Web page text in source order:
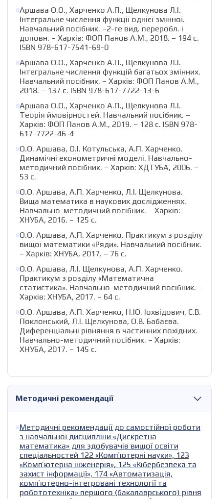
Аршава О.О., Харченко А.П., Щелкунова Л.І.
Інтегральне числення функції однієї змінної.
Навчальний посібник. –2-ге вид. переробл. і
доповн. – Харків: ФОП Панов А.М., 2018. – 194 с.
ISBN 978-617-7541-69-0
Аршава О.О., Харченко А.П., Щелкунова Л.І.
Інтегральне числення функцій багатьох змінних.
Навчальний посібник. – Харків: ФОП Панов А.М.,
2018. – 137 с. ISBN 978-617-7722-13-6
Аршава О.О., Харченко А.П., Щелкунова Л.І.
Теорія ймовірностей. Навчальний посібник. –
Харків: ФОП Панов А.М., 2019. – 128 с. ISBN 978-
617-7722-46-4
О.О. Аршава, О.І. Котульська, А.П. Харченко.
Динамічні економетричні моделі. Навчально-
методичний посібник. – Харків: ХДТУБА, 2006. –
53 с.
О.О. Аршава, А.П. Харченко, Л.І. Щелкунова.
Вища математика в наукових дослідженнях.
Навчально-методичний посібник. – Харків:
ХНУБА, 2016. – 125 с.
О.О. Аршава, А.П. Харченко. Практикум з розділу
вищої математики «Ряди». Навчальний посібник.
– Харків: ХНУБА, 2017. – 76 с.
О.О. Аршава, Л.І. Щелкунова, А.П. Харченко.
Практикум з розділу «Математична
статистика». Навчально-методичний посібник. –
Харків: ХНУБА, 2017. – 64 с.
О.О. Аршава, А.П. Харченко, Н.Ю. Іохвідович, Є.В.
Поклонський, Л.І. Щелкунова, О.В. Бабаєва.
Диференціальні рівняння в частинних похідних.
Навчально-методичний посібник. – Харків:
ХНУБА, 2017. – 145 с.
Методичні рекомендації
Методичні рекомендації до самостійної роботи
з навчальної дисципліни «Дискретна
математика» для здобувачів вищої освіти
спеціальностей 122 «Компʼютерні науки», 123
«Компʼютерна інженерія», 125 «Кібербезпека та
захист інформації», 174 «Автоматизація,
компʼютерно-інтегровані технології та
робототехніка» першого (бакалаврського) рівня